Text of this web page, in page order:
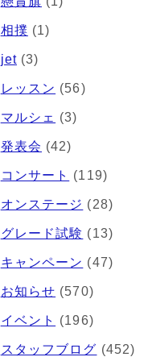
相撲 (1)
jet (3)
レッスン (56)
マルシェ (3)
発表会 (42)
コンサート (119)
オンステージ (28)
グレード試験 (13)
キャンペーン (47)
お知らせ (570)
イベント (196)
スタッフブログ (452)